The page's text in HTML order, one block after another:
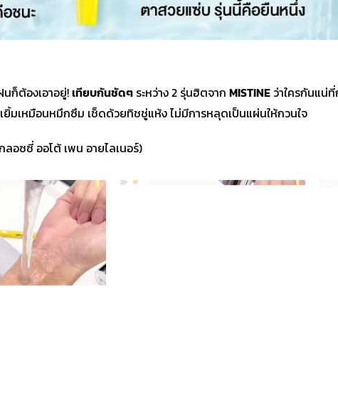
นก็ต้องเอาอยู่!เทียบกันชัดๆ ระหว่าง 2 รุ่นฮิตจาก MISTINE ว่าใครกันแน่
เยิ้มเหมือนหมึกซึม เช็ดด้วยทิชชู่แห้ง ไม่มีการหลุดเป็นแผ่นให้กวนใจ
อซซี่ ออโต้ เพน อายไลเนอร์)